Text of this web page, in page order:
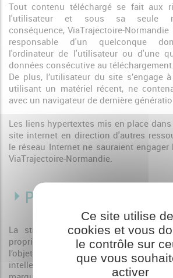
Tout contenu téléchargé se fait aux
l'utilisateur et sous sa seule
conséquence, ViaTrajectoire-
responsable d'un quelconque
l'ordinateur de l'utilisateur ou d'une
données consécutive au téléchargement.
De plus, l’utilisateur du site s’engage
utilisant un matériel récent, ne
avec un navigateur de dernière
Les liens hypertextes mis en place
site internet en direction d'autres
le réseau Internet ne sauraient
ViaTrajectoire-Normandie.
Propriété intellectuelle
La structure générale du site et
propriété exclusive de
l’objet d’une protection légale au
intellectuelle (droits d’auteur, bases
Ce site utilise
cookies et vous
le contrôle sur
que vous
activer